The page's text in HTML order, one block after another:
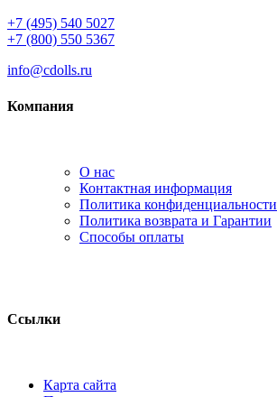
+7 (495) 540 5027
+7 (800) 550 5367
info@cdolls.ru
Компания
О нас
Контактная информация
Политика конфиденциальности
Политика возврата и Гарантии
Способы оплаты
Ссылки
Карта сайта